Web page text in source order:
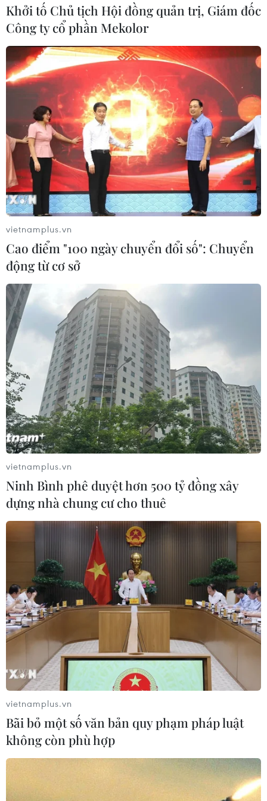
trị gia tăng) từ ngày 4/5, tương đương tăng 3% so với
giá điện bán lẻ bình quân hiện hành.
Tăng giá điện từ ngày 4/5: Mỗi hộ dân phải
trả thêm bao nhiêu tiền?
04/05/2023 11:14
Theo EVN, mức điều chỉnh tăng 3% so với giá điện bán
lẻ bình quân hiện hành chỉ "tác động nhỏ" đến CPI, tiền
điện trả thêm của các hộ dân là không đáng kể, song
sẽ giảm bớt khó khăn tài chính của EVN.
Bộ Công Thương: Giá điện sinh hoạt cao
nhất là 3.015 đồng mỗi kWh
04/05/2023 15:23
Theo Bộ Công Thương, giá bán lẻ điện sinh hoạt được
chia thành 6 bậc thang theo quy định hiện hành, trong
đó từ 301-400 kWh giá bán 2.919 đồng và từ kWh thứ
401 trở lên giá bán 3.015 đồng.
Khởi tố Chủ tịch Hội đồng quản trị, Giám đốc
Công ty cổ phần Mekolor
vietnamplus.vn
Cao điểm "100 ngày chuyển đổi số": Chuyển
động từ cơ sở
vietnamplus.vn
Ninh Bình phê duyệt hơn 500 tỷ đồng xây
dựng nhà chung cư cho thuê
vietnamplus.vn
Bãi bỏ một số văn bản quy phạm pháp luật
không còn phù hợp